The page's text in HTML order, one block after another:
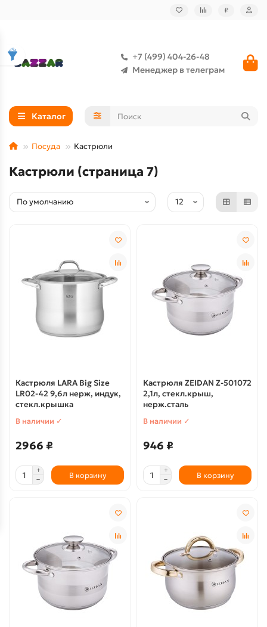
₽
+7 (499) 404-26-48
Менеджер в телеграм
Каталог
Посуда Кастрюли
Кастрюли (страница 7)
Кастрюля LARA Big Size
LR02-42 9,6л нерж, индук,
стекл.крышка
В наличии ✓
2966 ₽
В корзину
Кастрюля ZEIDAN Z-501072
2,1л, стекл.крыш,
нерж.сталь
В наличии ✓
946 ₽
В корзину